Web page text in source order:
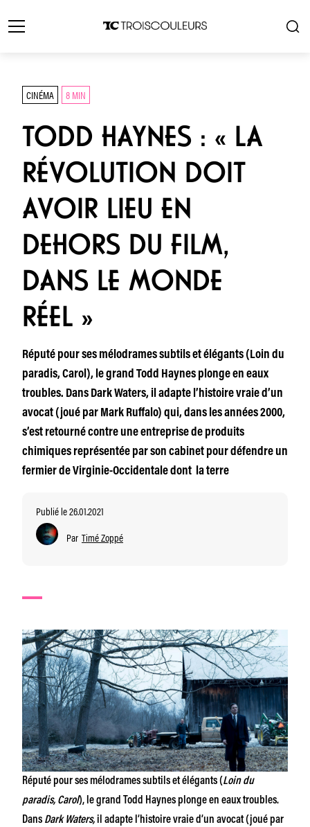
CINÉMA 8 MIN
TODD HAYNES : « LA
RÉVOLUTION DOIT
AVOIR LIEU EN
DEHORS DU FILM,
DANS LE MONDE
RÉEL »
Réputé pour ses mélodrames subtils et élégants (Loin du
paradis, Carol), le grand Todd Haynes plonge en eaux
troubles. Dans Dark Waters, il adapte l’histoire vraie d’un
avocat (joué par Mark Ruffalo) qui, dans les années 2000,
s’est retourné contre une entreprise de produits
chimiques représentée par son cabinet pour défendre un
fermier de Virginie-Occidentale dont la terre
Publié le 26.01.2021
Par Timé Zoppé
Réputé pour ses mélodrames subtils et élégants (Loin du
paradis, Carol), le grand Todd Haynes plonge en eaux troubles.
Dans Dark Waters, il adapte l’histoire vraie d’un avocat (joué par